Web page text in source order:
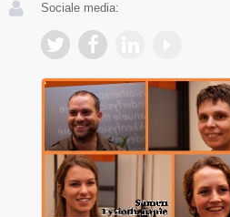
Sociale media: